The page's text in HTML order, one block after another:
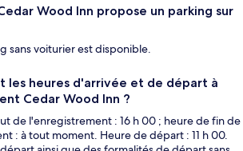
Wood Inn propose un parking sur
sans voiturier est disponible.
les heures d'arrivée et de départ à
Cedar Wood Inn ?
de l'enregistrement : 16 h 00 ; heure de fin de
: à tout moment. Heure de départ : 11 h 00.